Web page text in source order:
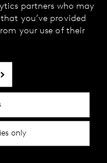
partners who may
you’ve provided
your use of their
only